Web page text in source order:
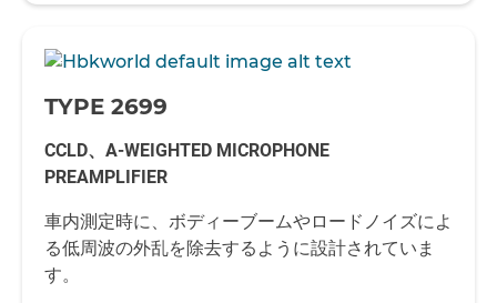
-
TYPE 2699
CCLD、A-WEIGHTED MICROPHONE
PREAMPLIFIER
車内測定時に、ボディーブームやロードノイズによ
る低周波の外乱を除去するように設計されていま
す。